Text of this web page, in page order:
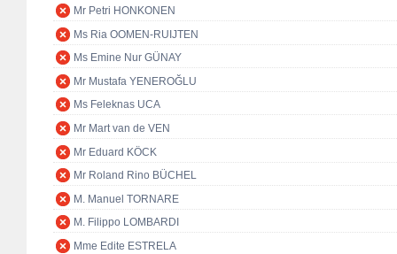
Mr Petri HONKONEN
Ms Ria OOMEN-RUIJTEN
Ms Emine Nur GÜNAY
Mr Mustafa YENEROĞLU
Ms Feleknas UCA
Mr Mart van de VEN
Mr Eduard KÖCK
Mr Roland Rino BÜCHEL
M. Manuel TORNARE
M. Filippo LOMBARDI
Mme Edite ESTRELA